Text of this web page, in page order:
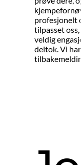
profesjonelt
tilpasset
veldig
deltok. Vi